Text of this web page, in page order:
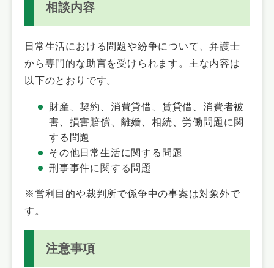
相談内容
日常生活における問題や紛争について、弁護士
から専門的な助言を受けられます。主な内容は
以下のとおりです。
財産、契約、消費貸借、賃貸借、消費者被
害、損害賠償、離婚、相続、労働問題に関
する問題
その他日常生活に関する問題
刑事事件に関する問題
※営利目的や裁判所で係争中の事案は対象外で
す。
注意事項